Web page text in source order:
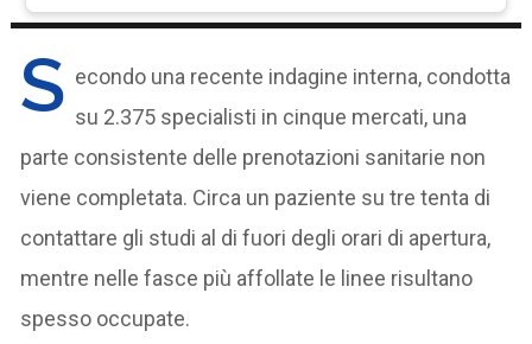
S econdo una recente indagine interna, condotta
su 2.375 specialisti in cinque mercati, una
parte consistente delle prenotazioni sanitarie non
viene completata. Circa un paziente su tre tenta di
contattare gli studi al di fuori degli orari di apertura,
mentre nelle fasce più affollate le linee risultano
spesso occupate.